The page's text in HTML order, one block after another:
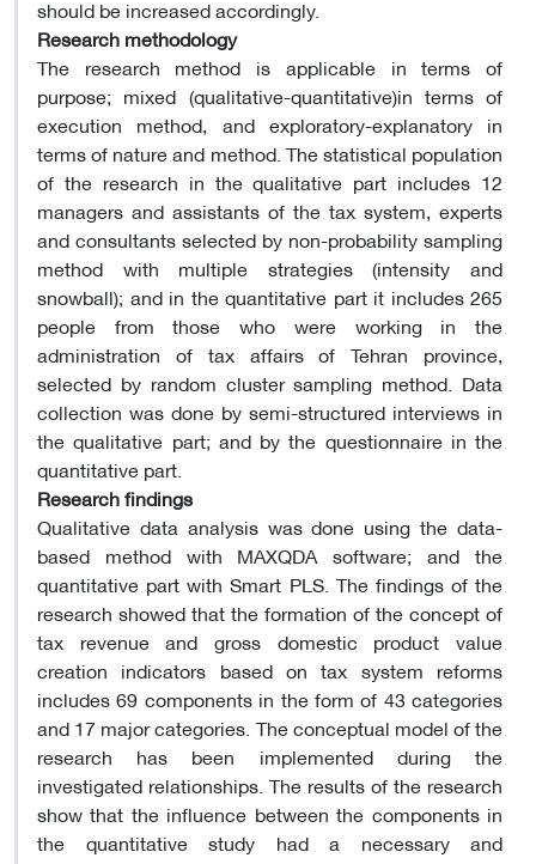
should be increased accordingly.
Research methodology
The research method is applicable in terms of
purpose; mixed (qualitative-quantitative)in terms of
execution method, and exploratory-explanatory in
terms of nature and method. The statistical population
of the research in the qualitative part includes 12
managers and assistants of the tax system, experts
and consultants selected by non-probability sampling
method with multiple strategies (intensity and
snowball); and in the quantitative part it includes 265
people from those who were working in the
administration of tax affairs of Tehran province,
selected by random cluster sampling method. Data
collection was done by semi-structured interviews in
the qualitative part; and by the questionnaire in the
quantitative part.
Research findings
Qualitative data analysis was done using the data-
based method with MAXQDA software; and the
quantitative part with Smart PLS. The findings of the
research showed that the formation of the concept of
tax revenue and gross domestic product value
creation indicators based on tax system reforms
includes 69 components in the form of 43 categories
and 17 major categories. The conceptual model of the
research has been implemented during the
investigated relationships. The results of the research
show that the influence between the components in
the quantitative study had a necessary and